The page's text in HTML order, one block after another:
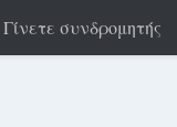
Γίνετε συνδρομητής